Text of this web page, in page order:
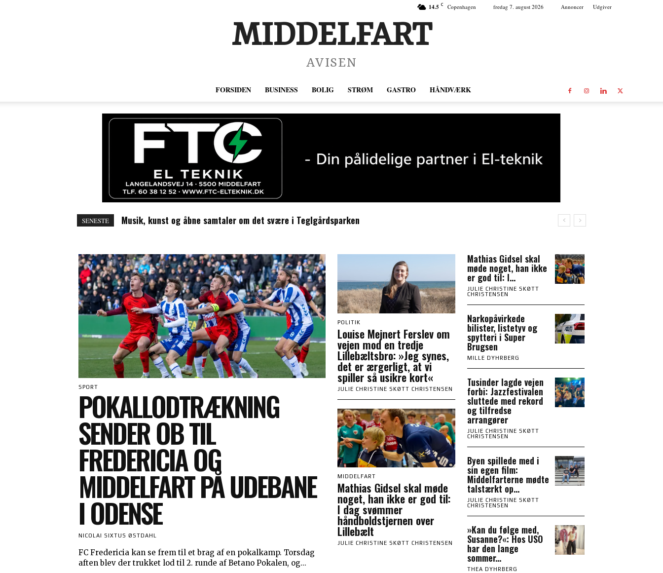
14.5 C Copenhagen fredag 7. august 2026 Annoncer Udgiver
MIDDELFART
AVISEN
FORSIDEN BUSINESS BOLIG STRØM GASTRO HÅNDVÆRK
SENESTE Musik, kunst og åbne samtaler om det svære i Teglgårdsparken
Efter to døgns forsvinden: 15-årig pige fra Hedensted fundet i live i Ungarn
SPORT
POKALLODTRÆKNING
SENDER OB TIL
FREDERICIA OG
MIDDELFART PÅ UDEBANE
I ODENSE
NICOLAI SIXTUS ØSTDAHL
FC Fredericia kan se frem til et brag af en pokalkamp. Torsdag
aften blev der trukket lod til 2. runde af Betano Pokalen, og...
POLITIK
Louise Mejnert Ferslev om
vejen mod en tredje
Lillebæltsbro: »Jeg synes,
det er ærgerligt, at vi
spiller så usikre kort«
JULIE CHRISTINE SKØTT CHRISTENSEN
MIDDELFART
Mathias Gidsel skal møde
noget, han ikke er god til:
I dag svømmer
håndboldstjernen over
Lillebælt
JULIE CHRISTINE SKØTT CHRISTENSEN
Mathias Gidsel skal
møde noget, han ikke
er god til: I...
JULIE CHRISTINE SKØTT
CHRISTENSEN
Narkopåvirkede
bilister, listetyv og
spytteri i Super
Brugsen
MILLE DYHRBERG
Tusinder lagde vejen
forbi: Jazzfestivalen
sluttede med rekord
og tilfredse
arrangører
JULIE CHRISTINE SKØTT
CHRISTENSEN
Byen spillede med i
sin egen film:
Middelfarterne mødte
talstærkt op...
JULIE CHRISTINE SKØTT
CHRISTENSEN
»Kan du følge med,
Susanne?«: Hos USO
har den lange
sommer...
THEA DYHRBERG